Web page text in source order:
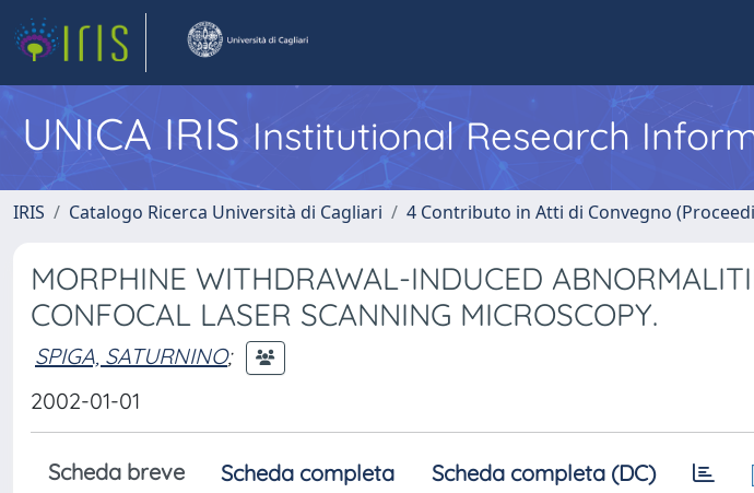
UNICA IRISInstitutional Research
IRIS Catalogo Ricerca Università di Cagliari 4 Contributo in Atti di Convegno
MORPHINE WITHDRAWAL-INDUCED
CONFOCAL LASER SCANNING MICROSCOPY.
SPIGA, SATURNINO;
2002-01-01
Scheda breve Scheda completa Scheda completa (DC)